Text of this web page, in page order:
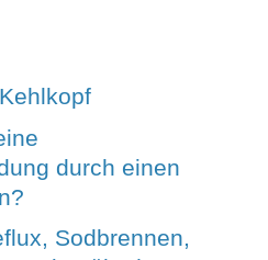
durch einen
Sodbrennen,